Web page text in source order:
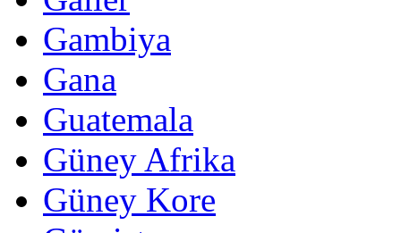
Gambiya
Gana
Guatemala
Güney Afrika
Güney Kore